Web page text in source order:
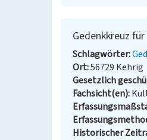
Gedenkkreuz
Schlagwörter
Ort 56729 Kehrig
Gesetzlich
Fachsicht(en)
Historischer